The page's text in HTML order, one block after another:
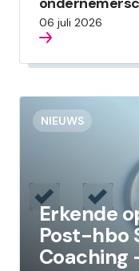
06 juli 2026
NIEUWS
Erkende
Post-hbo
Coaching